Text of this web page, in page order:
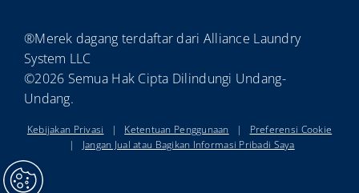
®Merek dagang terdaftar dari Alliance Laundry
System LLC
©2026 Semua Hak Cipta Dilindungi Undang-
Undang.
Kebijakan Privasi | Ketentuan Penggunaan |
Preferensi Cookie
|
Jangan Jual atau Bagikan Informasi Pribadi Saya